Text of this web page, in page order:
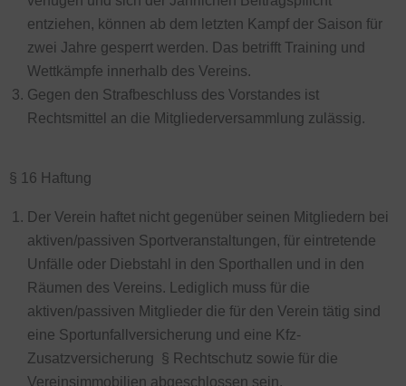
entziehen, können ab dem letzten Kampf der Saison für
zwei Jahre gesperrt werden. Das betrifft Training und
Wettkämpfe innerhalb des Vereins.
Gegen den Strafbeschluss des Vorstandes ist
Rechtsmittel an die Mitgliederversammlung zulässig.
§ 16 Haftung
Der Verein haftet nicht gegenüber seinen Mitgliedern bei
aktiven/passiven Sportveranstaltungen, für eintretende
Unfälle oder Diebstahl in den Sporthallen und in den
Räumen des Vereins. Lediglich muss für die
aktiven/passiven Mitglieder die für den Verein tätig sind
eine Sportunfallversicherung und eine Kfz-
Zusatzversicherung § Rechtschutz sowie für die
Vereinsimmobilien abgeschlossen sein.